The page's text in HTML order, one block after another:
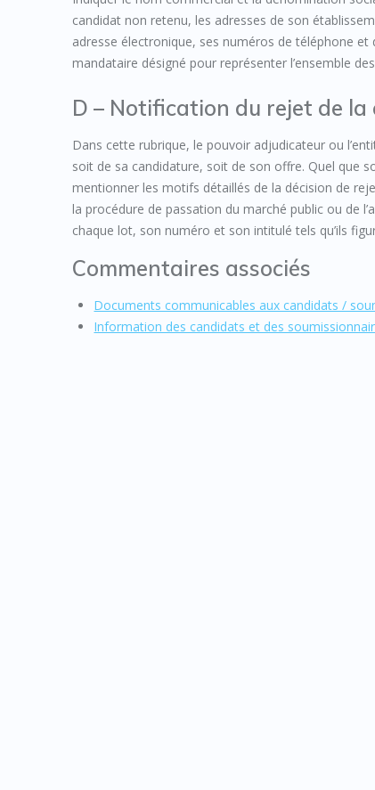
candidat non retenu, les adresses de son
adresse électronique, ses numéros de téléphone
mandataire désigné pour représenter l’ensemble
D – Notification du rejet de la
Dans cette rubrique, le pouvoir adjudicateur ou
soit de sa candidature, soit de son offre. Quel que
mentionner les motifs détaillés de la décision de
la procédure de passation du marché public ou de
chaque lot, son numéro et son intitulé tels qu’ils
Commentaires associés
Documents communicables aux candidats /
Information des candidats et des